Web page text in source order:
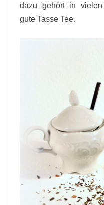
dazu gehört in
gute Tasse Tee.